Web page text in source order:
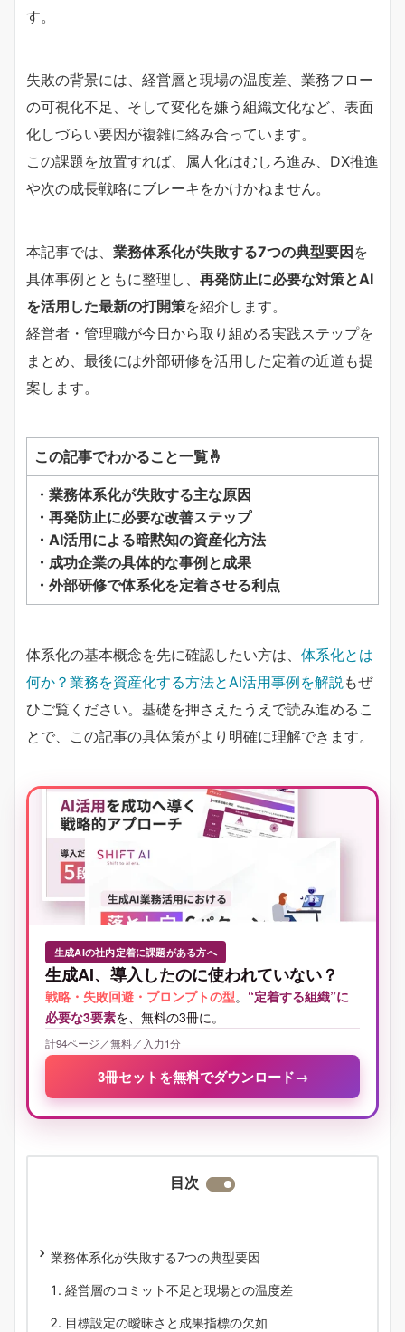
す。
失敗の背景には、経営層と現場の温度差、業務フロー
の可視化不足、そして変化を嫌う組織文化など、表面
化しづらい要因が複雑に絡み合っています。
この課題を放置すれば、属人化はむしろ進み、DX推進
や次の成長戦略にブレーキをかけかねません。
本記事では、 業務体系化が失敗する7つの典型要因 を
具体事例とともに整理し、 再発防止に必要な対策とAI
を活用した最新の打開策を紹介します。
経営者・管理職が今日から取り組める実践ステップを
まとめ、最後には外部研修を活用した定着の近道も提
案します。
この記事でわかること一覧🤞
・業務体系化が失敗する主な原因
・再発防止に必要な改善ステップ
・AI活用による暗黙知の資産化方法
・成功企業の具体的な事例と成果
・外部研修で体系化を定着させる利点
体系化の基本概念を先に確認したい方は、 体系化とは
何か？業務を資産化する方法とAI活用事例を解説もぜ
ひご覧ください。基礎を押さえたうえで読み進めるこ
とで、この記事の具体策がより明確に理解できます。
生成AIの社内定着に課題がある方へ
生成AI、導入したのに使われていない？
戦略・失敗回避・プロンプトの型。 “定着する組織”に
必要な3要素を、無料の3冊に。
計94ページ／無料／入力1分
3冊セットを無料でダウンロード→
目次
業務体系化が失敗する7つの典型要因
経営層のコミット不足と現場との温度差
目標設定の曖昧さと成果指標の欠如